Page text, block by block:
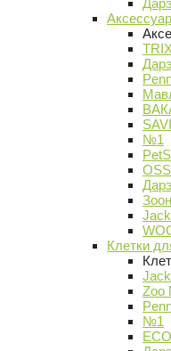
№1
Клетки
Zoo
№1
ECO